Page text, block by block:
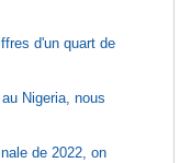
d'un quart de
Nigeria, nous
de 2022, on